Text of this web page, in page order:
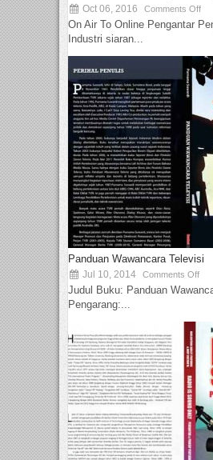
Oct 06, 2016 Comments Off
On Air To Online Pengantar
Industri siaran...
Panduan Wawancara Televisi
Jul 10, 2014 Comments Off
Judul Buku: Panduan
Pengarang:...